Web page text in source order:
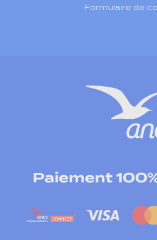
Formulaire de
Paiement